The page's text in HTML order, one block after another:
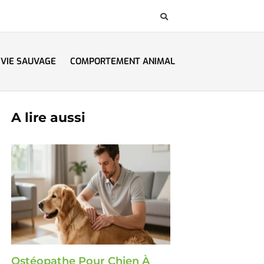
VIE SAUVAGE COMPORTEMENT ANIMAL
A lire aussi
Ostéopathe Pour Chien À